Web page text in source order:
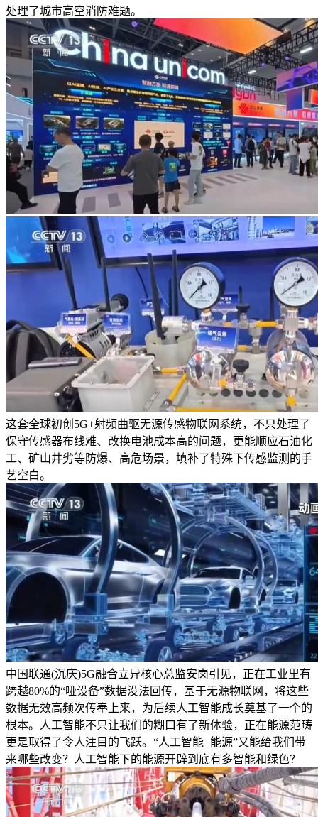
处理了城市高空消防难题。
这套全球初创5G+射频曲驱无源传感物联网系统，不只处理了
保守传感器布线难、改换电池成本高的问题，更能顺应石油化
工、矿山井劣等防爆、高危场景，填补了特殊下传感监测的手
艺空白。
中国联通(沉庆)5G融合立异核心总监安岗引见，正在工业里有
跨越80%的“哑设备”数据没法回传，基于无源物联网，将这些
数据无效高频次传奉上来，为后续人工智能成长奠基了一个的
根本。人工智能不只让我们的糊口有了新体验，正在能源范畴
更是取得了令人注目的飞跃。“人工智能+能源”又能给我们带
来哪些改变？人工智能下的能源开辟到底有多智能和绿色？